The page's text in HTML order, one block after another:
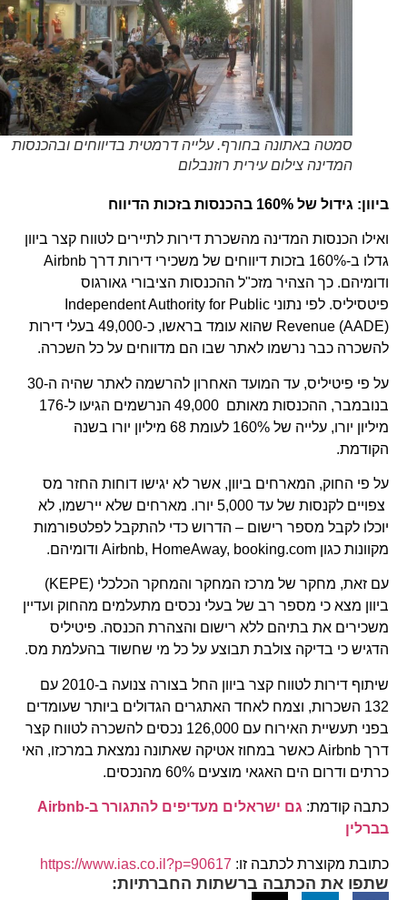
סמטה באתונה בחורף. עלייה דרמטית בדיווחים ובהכנסות
המדינה צילום עירית רוזנבלום
ביוון: גידול של 160% בהכנסות בזכות הדיווח
ואילו הכנסות המדינה מהשכרת דירות לתיירים לטווח קצר ביוון
גדלו ב-160% בזכות דיווחים של משכירי דירות דרך Airbnb
ודומיהם. כך הצהיר מזכ"ל ההכנסות הציבורי גאורגוס
פיטסיליס. לפי נתוני Independent Authority for Public
Revenue (AADE) שהוא עומד בראשו, כ-49,000 בעלי דירות
להשכרה כבר נרשמו לאתר שבו הם מדווחים על כל השכרה.
על פי פיטיליס, עד המועד האחרון להרשמה לאתר שהיה ה-30
בנובמבר, ההכנסות מאותם 49,000 הנרשמים הגיעו ל-176
מיליון יורו, עלייה של 160% לעומת 68 מיליון יורו בשנה
הקודמת.
על פי החוק, המארחים ביוון, אשר לא יגישו דוחות החזר מס
צפויים לקנסות של עד 5,000 יורו. מארחים שלא יירשמו, לא
יוכלו לקבל מספר רישום – הדרוש כדי להתקבל לפלטפורמות
מקוונות כגון Airbnb, HomeAway, booking.com ודומיהם.
עם זאת, מחקר של מרכז המחקר והמחקר הכלכלי (KEPE)
ביוון מצא כי מספר רב של בעלי נכסים מתעלמים מהחוק ועדיין
משכירים את בתיהם ללא רישום והצהרת הכנסה. פיטיליס
הדגיש כי בדיקה צולבת תבוצע על כל מי שחשוד בהעלמת מס.
שיתוף דירות לטווח קצר ביוון החל בצורה צנועה ב-2010 עם
132 השכרות, וצמח לאחד האתגרים הגדולים ביותר שעומדים
בפני תעשיית האירוח עם 126,000 נכסים להשכרה לטווח קצר
דרך Airbnb כאשר במחוז אטיקה שאתונה נמצאת במרכזו, האי
כרתים ודרום הים האגאי מוצעים 60% מהנכסים.
כתבה קודמת:
גם ישראלים מעדיפים להתגורר ב-Airbnb
בברלין
כתובת מקוצרת לכתבה זו: https://www.ias.co.il?p=90617
שתפו את הכתבה ברשתות החברתיות: